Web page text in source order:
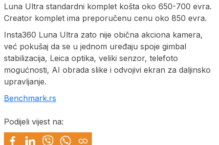
Luna Ultra standardni komplet košta oko 650-700 evra.
Creator komplet ima preporučenu cenu oko 850 evra.
Insta360 Luna Ultra zato nije obična akciona kamera,
već pokušaj da se u jednom uređaju spoje gimbal
stabilizacija, Leica optika, veliki senzor, telefoto
mogućnosti, AI obrada slike i odvojivi ekran za daljinsko
upravljanje.
Benchmark.rs
Podijeli vijest na: